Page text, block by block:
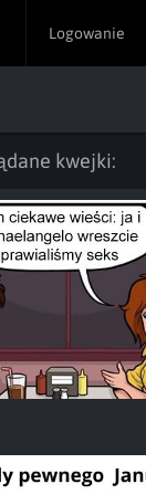
Logowanie
kwejki: